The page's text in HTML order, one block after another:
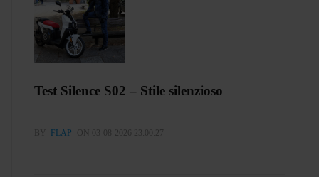
Test Silence S02 – Stile silenzioso
BY FLAP ON 03-08-2026 23:00:27